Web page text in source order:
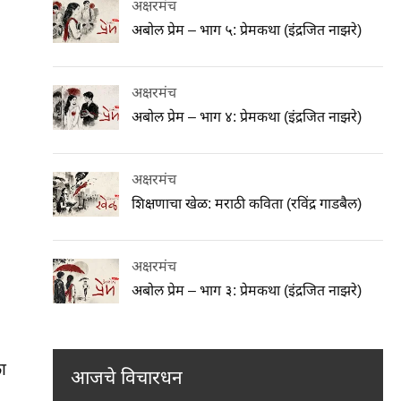
अक्षरमंच
अबोल प्रेम – भाग ५: प्रेमकथा (इंद्रजित नाझरे)
अक्षरमंच
अबोल प्रेम – भाग ४: प्रेमकथा (इंद्रजित नाझरे)
अक्षरमंच
शिक्षणाचा खेळ: मराठी कविता (रविंद्र गाडबैल)
अक्षरमंच
अबोल प्रेम – भाग ३: प्रेमकथा (इंद्रजित नाझरे)
आजचे विचारधन